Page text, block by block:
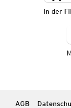
In der
AGB